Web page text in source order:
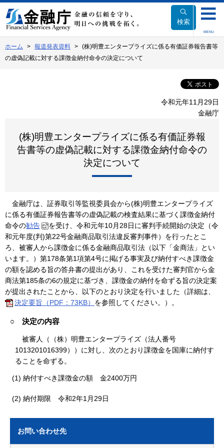
文
へ
動
検索
MENU
ホーム 報道発表資料
(株)明豊エンタープライズに係る有価証券報告書等
の虚偽記載に対する課徴金納付命令の決定について
令和元年11月29日
金融庁
(株)明豊エンタープライズに係る有価証券報
告書等の虚偽記載に対する課徴金納付命令の
決定について
金融庁は、証券取引等監視委員会から(株)明豊エンタープライズ
に係る有価証券報告書等の虚偽記載の検査結果に基づく課徴金納付
命令の勧告
を受け、令和元年10月28日に審判手続開始の決定（令
和元年度(判)第22号金融商品取引法違反審判事件）を行ったとこ
ろ、被審人から課徴金に係る金融商品取引法（以下「金商法」とい
います。）第178条第1項第4号に掲げる事実及び納付すべき課徴金
の額を認める旨の答弁書の提出があり、これを受けた審判官から金
商法第185条の6の規定に基づき、課徴金の納付を命ずる旨の決定案
が提出されたことから、以下のとおり決定を行いました（詳細は、
決定要旨（PDF：73KB） を参照してください。）。
○ 決定の内容
被審人（（株）明豊エンタープライズ（法人番号
1013201016399））に対し、次のとおり課徴金を国庫に納付す
ることを命ずる。
(1) 納付すべき課徴金の額 金2400万円
(2) 納付期限 令和2年1月29日
お問い合わせ先